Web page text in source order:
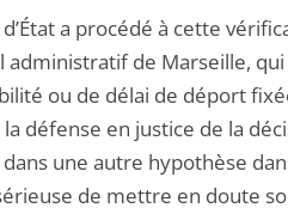
a procédé à cette
de Marseille, qui
ou de délai de déport
défense en justice de la
une autre hypothèse
de mettre en doute